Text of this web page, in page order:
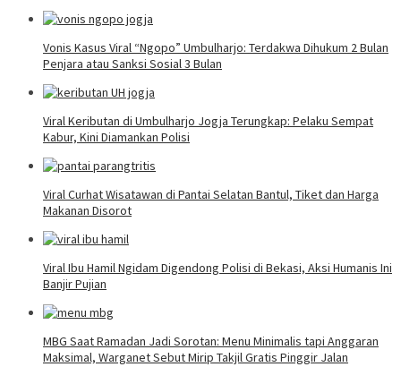
Vonis Kasus Viral “Ngopo” Umbulharjo: Terdakwa Dihukum 2 Bulan
Penjara atau Sanksi Sosial 3 Bulan
Viral Keributan di Umbulharjo Jogja Terungkap: Pelaku Sempat
Kabur, Kini Diamankan Polisi
Viral Curhat Wisatawan di Pantai Selatan Bantul, Tiket dan Harga
Makanan Disorot
Viral Ibu Hamil Ngidam Digendong Polisi di Bekasi, Aksi Humanis Ini
Banjir Pujian
MBG Saat Ramadan Jadi Sorotan: Menu Minimalis tapi Anggaran
Maksimal, Warganet Sebut Mirip Takjil Gratis Pinggir Jalan